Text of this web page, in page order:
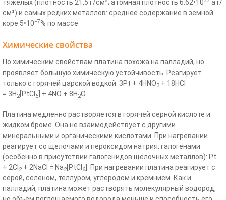
тяжелых (плотность 21,5 г/см³; атомная плотность 6.62•10
ат/
см³) и самых редких металлов: среднее содержание в земной
коре 5•10−7% по массе.
Химические свойства
По химическим свойствам платина похожа на палладий, но
проявляет большую химическую устойчивость. Реагирует
только с горячей царской водкой: 3Pt + 4HNO3 + 18HCl
= 3H 2 [PtCl 6 ] + 4NO + 8H 2O
Платина медленно растворяется в горячей серной кислоте и
жидком броме. Она не взаимодействует с другими
минеральными и органическими кислотами. При нагревании
реагирует со щелочами и пероксидом натрия, галогенами
(особенно в присутствии галогенидов щелочных металлов): Pt
+ 2Cl 2 + 2NaCl = Na2 [PtCl 6 ]. При нагревании платина реагирует с
серой, селеном, теллуром, углеродом и кремнием. Как и
палладий, платина может растворять молекулярный водород,